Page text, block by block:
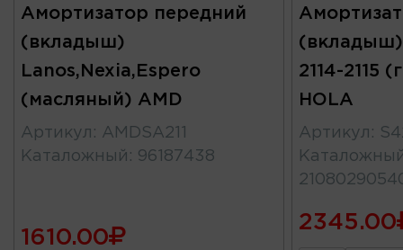
Амортизатор передний
(вкладыш)
Lanos,Nexia,Espero
(масляный) AMD
Артикул : AMDSA211
Каталожный : 96187438
1610.00
(вкладыш)
2114-2115
HOLA
Артикул :
2345.00